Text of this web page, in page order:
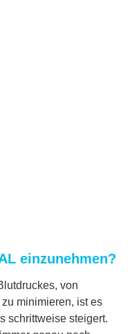
einzunehmen?
von
minimieren, ist es
schrittweise steigert.